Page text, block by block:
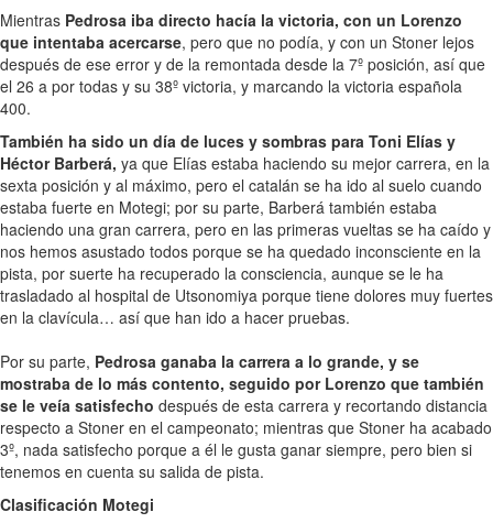
Mientras Pedrosa iba directo hacía la victoria, con un Lorenzo
que intentaba acercarse, pero que no podía, y con un Stoner lejos
después de ese error y de la remontada desde la 7º posición, así que
el 26 a por todas y su 38º victoria, y marcando la victoria española
400.
También ha sido un día de luces y sombras para Toni Elías y
Héctor Barberá, ya que Elías estaba haciendo su mejor carrera, en la
sexta posición y al máximo, pero el catalán se ha ido al suelo cuando
estaba fuerte en Motegi; por su parte, Barberá también estaba
haciendo una gran carrera, pero en las primeras vueltas se ha caído y
nos hemos asustado todos porque se ha quedado inconsciente en la
pista, por suerte ha recuperado la consciencia, aunque se le ha
trasladado al hospital de Utsonomiya porque tiene dolores muy fuertes
en la clavícula… así que han ido a hacer pruebas.
Por su parte, Pedrosa ganaba la carrera a lo grande, y se
mostraba de lo más contento, seguido por Lorenzo que también
se le veía satisfecho después de esta carrera y recortando distancia
respecto a Stoner en el campeonato; mientras que Stoner ha acabado
3º, nada satisfecho porque a él le gusta ganar siempre, pero bien si
tenemos en cuenta su salida de pista.
Clasificación Motegi